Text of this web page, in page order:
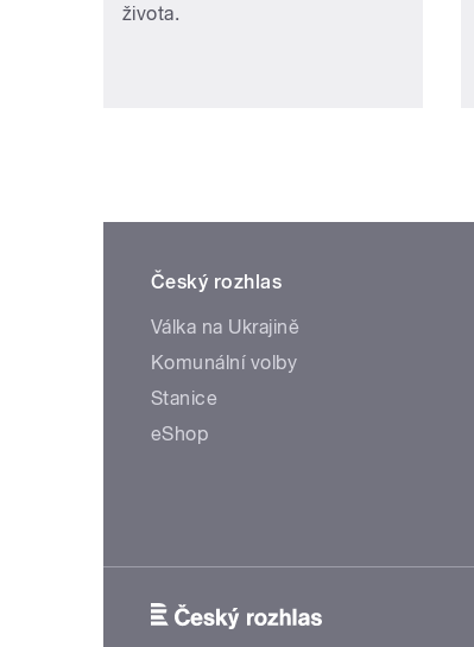
života.
Český rozhlas
Válka na Ukrajině
Komunální volby
Stanice
eShop